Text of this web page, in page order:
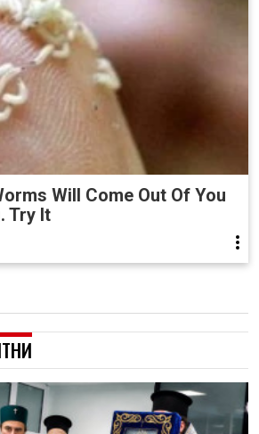
Will Come Out Of You
Try It